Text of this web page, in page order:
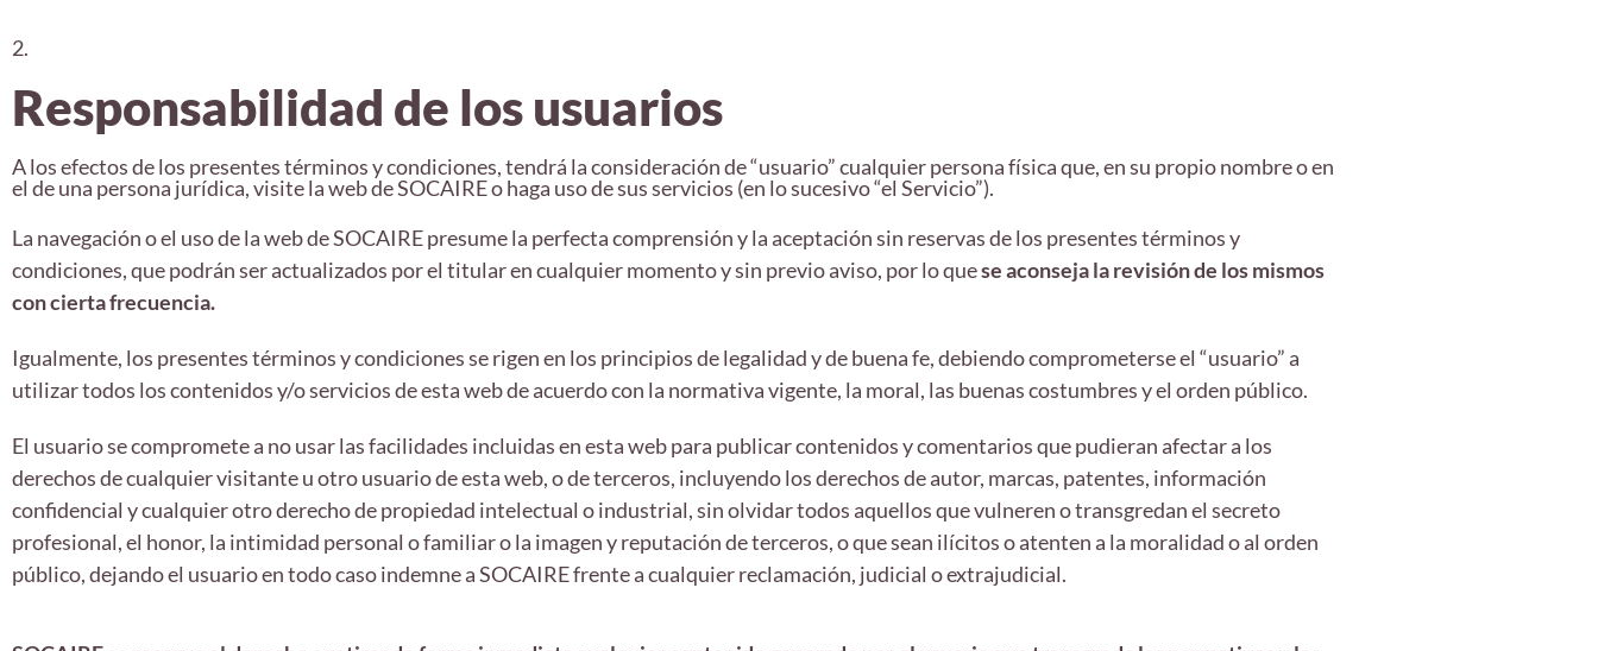
2.
Responsabilidad de los usuarios
A los efectos de los presentes términos y condiciones, tendrá la consideración de “usuario” cualquier persona física que, en su propio nombre o en
el de una persona jurídica, visite la web de SOCAIRE o haga uso de sus servicios (en lo sucesivo “el Servicio”).
La navegación o el uso de la web de SOCAIRE presume la perfecta comprensión y la aceptación sin reservas de los presentes términos y
condiciones, que podrán ser actualizados por el titular en cualquier momento y sin previo aviso, por lo quese aconseja la revisión de los mismos
con cierta frecuencia.
Igualmente, los presentes términos y condiciones se rigen en los principios de legalidad y de buena fe, debiendo comprometerse el “usuario” a
utilizar todos los contenidos y/o servicios de esta web de acuerdo con la normativa vigente, la moral, las buenas costumbres y el orden público.
El usuario se compromete a no usar las facilidades incluidas en esta web para publicar contenidos y comentarios que pudieran afectar a los
derechos de cualquier visitante u otro usuario de esta web, o de terceros, incluyendo los derechos de autor, marcas, patentes, información
confidencial y cualquier otro derecho de propiedad intelectual o industrial, sin olvidar todos aquellos que vulneren o transgredan el secreto
profesional, el honor, la intimidad personal o familiar o la imagen y reputación de terceros, o que sean ilícitos o atenten a la moralidad o al orden
público, dejando el usuario en todo caso indemne a SOCAIRE frente a cualquier reclamación, judicial o extrajudicial.